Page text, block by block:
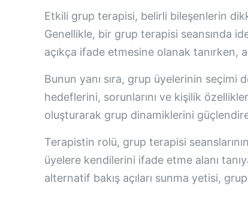
Etkili grup terapisi, belirli bileşenlerin
Genellikle, bir grup terapisi seansında
açıkça ifade etmesine olanak tanırken,
Bunun yanı sıra, grup üyelerinin
hedeflerini, sorunlarını ve kişilik
oluşturarak grup dinamiklerini
Terapistin rolü, grup terapisi
üyelere kendilerini ifade etme alanı
alternatif bakış açıları sunma yetisi,